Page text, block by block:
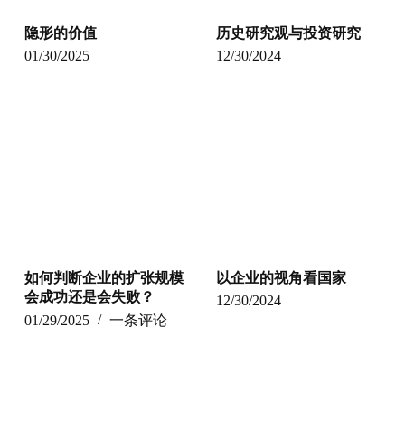
隐形的价值
01/30/2025
历史研究观与投资研究
12/30/2024
如何判断企业的扩张规模
会成功还是会失败？
01/29/2025
一条评论
以企业的视角看国家
12/30/2024